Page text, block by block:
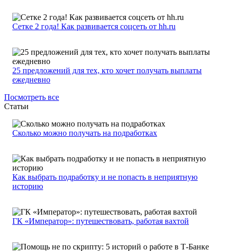
Сетке 2 года! Как развивается соцсеть от hh.ru
25 предложений для тех, кто хочет получать выплаты
ежедневно
Посмотреть все
Статьи
Сколько можно получать на подработках
Как выбрать подработку и не попасть в неприятную
историю
ГК «Император»: путешествовать, работая вахтой